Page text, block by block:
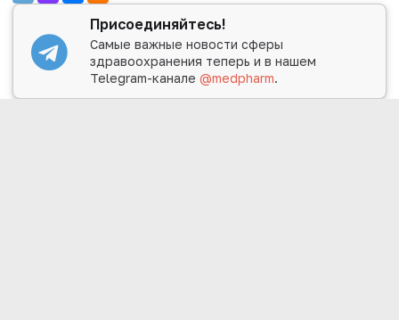
Присоединяйтесь!
Самые важные новости сферы
здравоохранения теперь и в нашем
Telegram-канале@medpharm.